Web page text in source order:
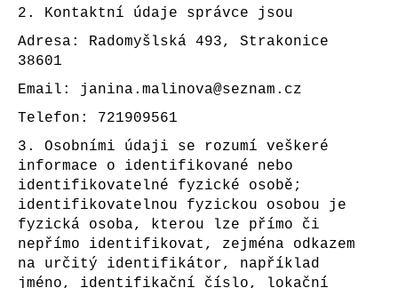
2. Kontaktní údaje správce jsou
Adresa: Radomyšlská 493, Strakonice
38601
Email:
janina.malinova@seznam.cz
Telefon: 721909561
3. Osobními údaji se rozumí veškeré
informace o identifikované nebo
identifikovatelné fyzické osobě;
identifikovatelnou fyzickou osobou je
fyzická osoba, kterou lze přímo či
nepřímo identifikovat, zejména odkazem
na určitý identifikátor, například
jméno, identifikační číslo, lokační
e
n
a
j
í
t
?
HLEDAT